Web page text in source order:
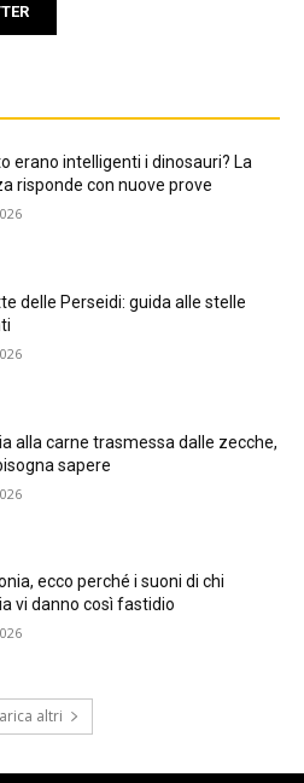
erano intelligenti i dinosauri? La
risponde con nuove prove
delle Perseidi: guida alle stelle
alla carne trasmessa dalle zecche,
sapere
ecco perché i suoni di chi
vi danno così fastidio
altri